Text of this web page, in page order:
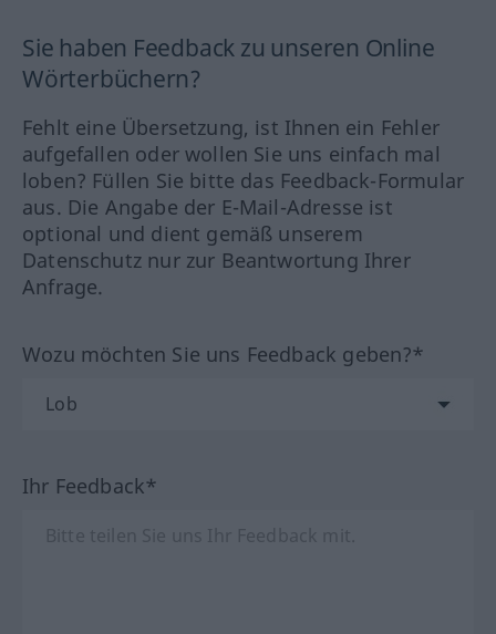
Sie haben Feedback zu unseren Online
Wörterbüchern?
Fehlt eine Übersetzung, ist Ihnen ein Fehler
aufgefallen oder wollen Sie uns einfach mal
loben? Füllen Sie bitte das Feedback-Formular
aus. Die Angabe der E-Mail-Adresse ist
optional und dient gemäß unserem
Datenschutz nur zur Beantwortung Ihrer
Anfrage.
Wozu möchten Sie uns Feedback geben?*
Ihr Feedback*